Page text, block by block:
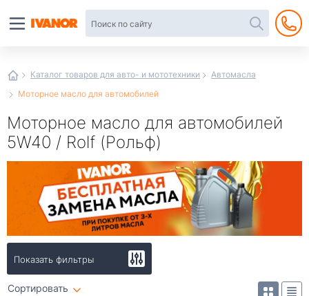
Каталог товаров для авто- и мототехники
Автомасла
Моторное масло для автомобилей
Моторное масло для автомобилей
5W40 / Rolf (Рольф)
Показать фильтры
Сортировать
интернет-